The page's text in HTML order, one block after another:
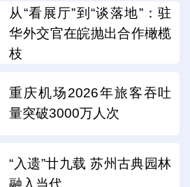
从“看展厅”到“谈落地”：驻
华外交官在皖抛出合作橄榄
枝
重庆机场2026年旅客吞吐
量突破3000万人次
“入遗”廿九载 苏州古典园林